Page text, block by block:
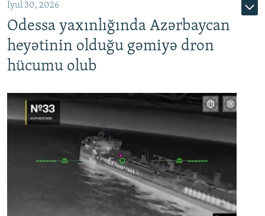
İyul 30, 2026
Odessa yaxınlığında Azərbaycan
heyətinin olduğu gəmiyə dron
hücumu olub